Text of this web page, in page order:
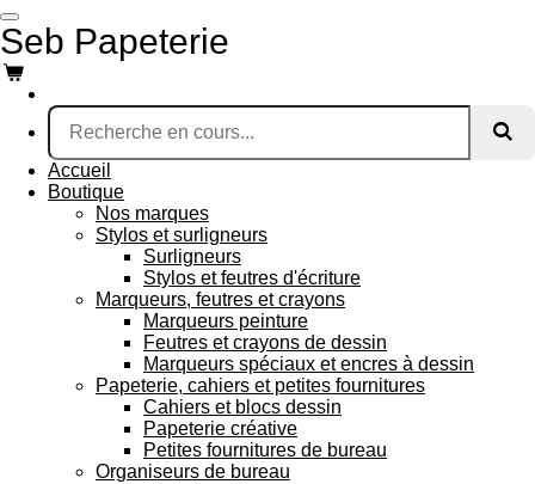
Passer
au
contenu
principal
Seb Papeterie
Accueil
Boutique
Nos marques
Stylos et surligneurs
Surligneurs
Stylos et feutres d'écriture
Marqueurs, feutres et crayons
Marqueurs peinture
Feutres et crayons de dessin
Marqueurs spéciaux et encres à dessin
Papeterie, cahiers et petites fournitures
Cahiers et blocs dessin
Papeterie créative
Petites fournitures de bureau
Organiseurs de bureau